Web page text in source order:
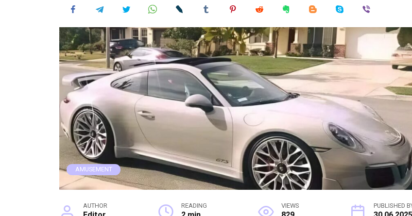
AMUSEMENT
AUTHOR READING VIEWS PUBLISHED